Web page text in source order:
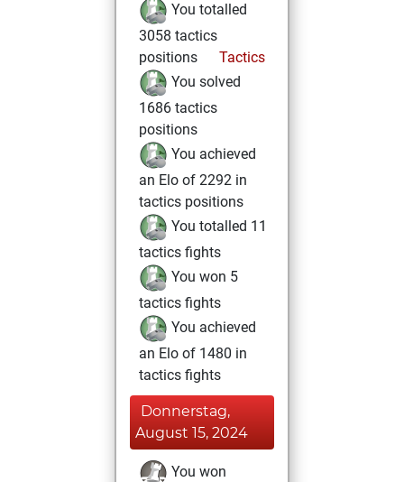
You totalled
3058 tactics
positions
Tactics
You solved
1686 tactics
positions
You achieved
an Elo of 2292 in
tactics positions
You totalled 11
tactics fights
You won 5
tactics fights
You achieved
an Elo of 1480 in
tactics fights
Donnerstag,
August 15, 2024
You won